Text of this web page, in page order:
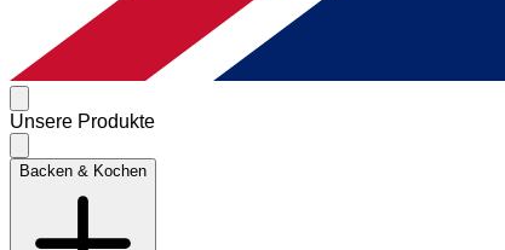
Unsere Produkte
Backen & Kochen